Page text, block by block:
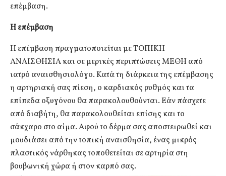
επέμβαση.
Η επέμβαση
Η επέμβαση πραγματοποιείται με ΤΟΠΙΚΗ
ΑΝΑΙΣΘΗΣΙΑ και σε μερικές περιπτώσεις ΜΕΘΗ από
ιατρό αναισθησιολόγο. Κατά τη διάρκεια της επέμβασης
η αρτηριακή σας πίεση, ο καρδιακός ρυθμός και τα
επίπεδα οξυγόνου θα παρακολουθούνται. Εάν πάσχετε
από διαβήτη, θα παρακολουθείται επίσης και το
σάκχαρο στο αίμα. Αφού το δέρμα σας αποστειρωθεί και
μουδιάσει από την τοπική αναισθησία, ένας μικρός
πλαστικός νάρθηκας τοποθετείται σε αρτηρία στη
βουβωνική χώρα ή στον καρπό σας.